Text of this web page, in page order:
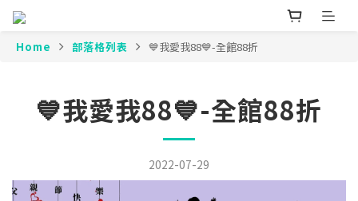
Home 部落格列表 💙我愛我88💙-全館88折
💙我愛我88💙-全館88折
2022-07-29